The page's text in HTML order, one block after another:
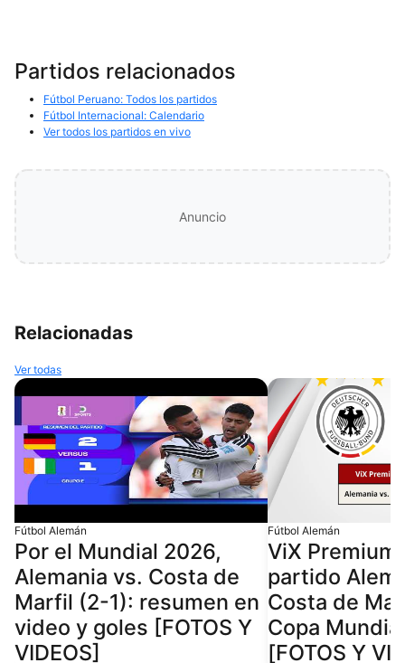
Partidos relacionados
Fútbol Peruano: Todos los partidos
Fútbol Internacional: Calendario
Ver todos los partidos en vivo
Anuncio
Relacionadas
Ver todas
Fútbol Alemán
Por el Mundial 2026,
Alemania vs. Costa de
Marfil (2-1): resumen en
video y goles [FOTOS Y
VIDEOS]
Fútbol Alemán
ViX
partido
Costa de
Copa
[FOTOS Y